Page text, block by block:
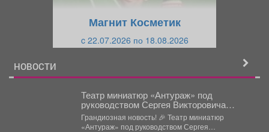
Магнит Косметик
c 22.07.2026 по 18.08.2026
НОВОСТИ
Театр миниатюр «Антураж» под
руководством Сергея Викторовича
Ермакова вновь подтвердил свой
высокий профессионализм!
Грандиозная новость! 🎉 Театр миниатюр
«Антураж» под руководством Сергея